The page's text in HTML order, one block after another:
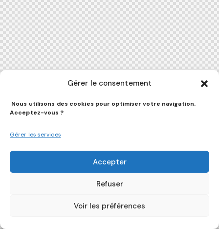
Gérer le consentement
Nous utilisons des cookies pour optimiser votre navigation.
Acceptez-vous ?
Gérer les services
Accepter
Refuser
Voir les préférences